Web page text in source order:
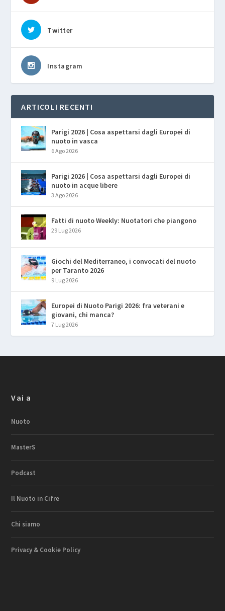
Twitter
Instagram
ARTICOLI RECENTI
Parigi 2026 | Cosa aspettarsi dagli Europei di
nuoto in vasca
6 Ago 2026
Parigi 2026 | Cosa aspettarsi dagli Europei di
nuoto in acque libere
3 Ago 2026
Fatti di nuoto Weekly: Nuotatori che piangono
29 Lug 2026
Giochi del Mediterraneo, i convocati del nuoto
per Taranto 2026
9 Lug 2026
Europei di Nuoto Parigi 2026: fra veterani e
giovani, chi manca?
7 Lug 2026
Vai a
Nuoto
MasterS
Podcast
Il Nuoto in Cifre
Chi siamo
Privacy & Cookie Policy